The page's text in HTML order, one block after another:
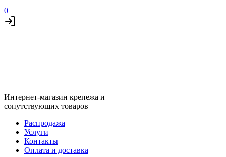
0
Интернет-магазин крепежа и
сопутствующих товаров
Распродажа
Услуги
Контакты
Оплата и доставка